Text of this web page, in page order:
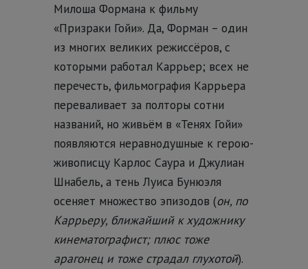
Милоша Формана к фильму
«Призраки Гойи». Да, Форман – один
из многих великих режиссёров, с
которыми работал Каррьер; всех не
перечесть, фильмография Каррьера
переваливает за полторы сотни
названий, но живьём в «Тенях Гойи»
появляются неравнодушные к герою-
живописцу Карлос Саура и Джулиан
Шнабель, а тень Луиса Бунюэля
осеняет множество эпизодов (он, по
Каррьеру, ближайший к художнику
кинематографист; плюс тоже
арагонец и тоже страдал глухотой).